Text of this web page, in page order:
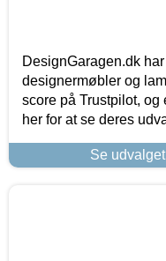
DesignGaragen.dk
designermøbler og
score på Trustpilot,
her for at se deres
Se